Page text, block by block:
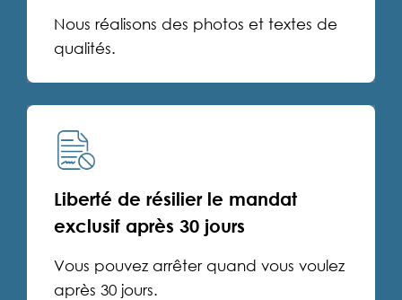
Nous réalisons des photos et textes de
qualités.
Liberté de résilier le mandat
exclusif après 30 jours
Vous pouvez arrêter quand vous voulez
après 30 jours.